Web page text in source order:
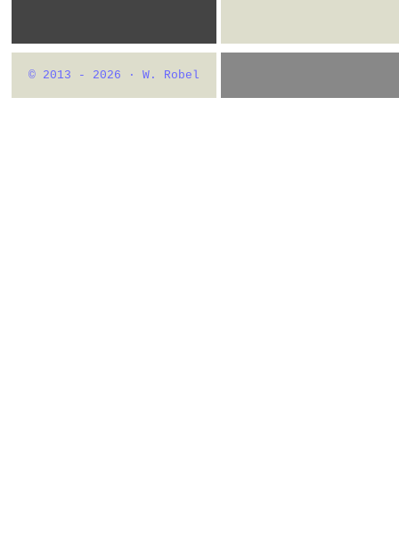
© 2013 - 2026 · W. Robel